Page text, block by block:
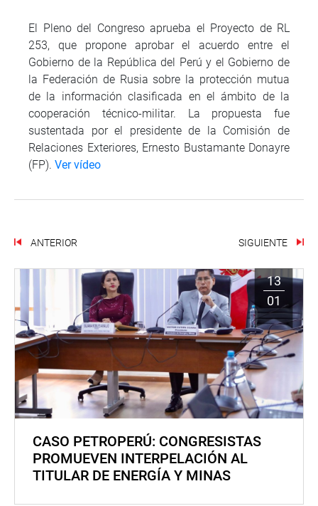
El Pleno del Congreso aprueba el Proyecto de RL
253, que propone aprobar el acuerdo entre el
Gobierno de la República del Perú y el Gobierno de
la Federación de Rusia sobre la protección mutua
de la información clasificada en el ámbito de la
cooperación técnico-militar. La propuesta fue
sustentada por el presidente de la Comisión de
Relaciones Exteriores, Ernesto Bustamante Donayre
(FP). Ver vídeo
ANTERIOR SIGUIENTE
13
01
CASO PETROPERÚ: CONGRESISTAS
PROMUEVEN INTERPELACIÓN AL
TITULAR DE ENERGÍA Y MINAS